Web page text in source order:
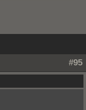
#95